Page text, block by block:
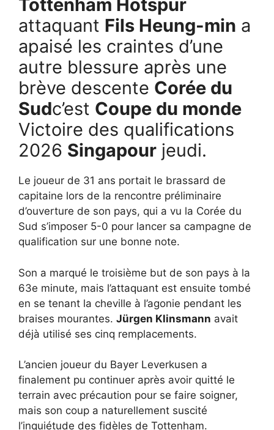
Tottenham Hotspur
attaquant Fils Heung-min a
apaisé les craintes d’une
autre blessure après une
brève descente Corée du
Sudc’est Coupe du monde
Victoire des qualifications
2026 Singapour jeudi.
Le joueur de 31 ans portait le brassard de
capitaine lors de la rencontre préliminaire
d’ouverture de son pays, qui a vu la Corée du
Sud s’imposer 5-0 pour lancer sa campagne de
qualification sur une bonne note.
Son a marqué le troisième but de son pays à la
63e minute, mais l’attaquant est ensuite tombé
en se tenant la cheville à l’agonie pendant les
braises mourantes. Jürgen Klinsmann avait
déjà utilisé ses cinq remplacements.
L’ancien joueur du Bayer Leverkusen a
finalement pu continuer après avoir quitté le
terrain avec précaution pour se faire soigner,
mais son coup a naturellement suscité
l’inquiétude des fidèles de Tottenham.